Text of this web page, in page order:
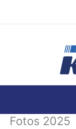
o
Fotos 2025